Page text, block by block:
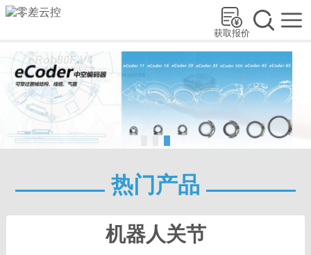
获取报价
eRob机器人关节模组
eRob80F V4
全新直筒I型机器人关节
小巧精密，外径仅为80mm，18mm可过线中孔，0.89kg超轻重量
减轻关节重量，有效保证机器人，合理自重比
了解更多
热门产品
机器人关节